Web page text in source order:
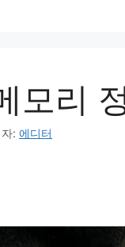
모리
: 에디터